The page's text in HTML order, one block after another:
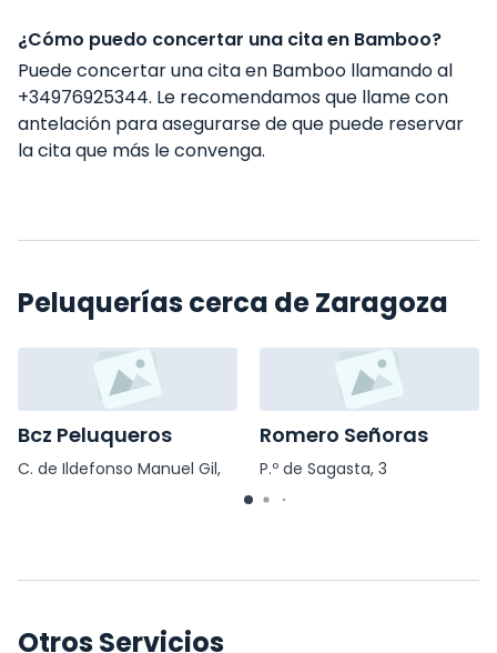
¿Cómo puedo concertar una cita en Bamboo?
Puede concertar una cita en Bamboo llamando al
+34976925344. Le recomendamos que llame con
antelación para asegurarse de que puede reservar
la cita que más le convenga.
Peluquerías cerca de Zaragoza
Bcz Peluqueros
C. de Ildefonso Manuel Gil,
Romero Señoras
P.º de Sagasta, 3
Otros Servicios